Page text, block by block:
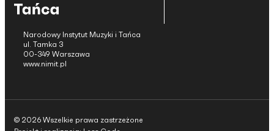
Narodowy Instytut Muzyki i Tańca
ul. Tamka 3
00-349 Warszawa
www.nimit.pl
© 2026 Wszelkie prawa zastrzeżone